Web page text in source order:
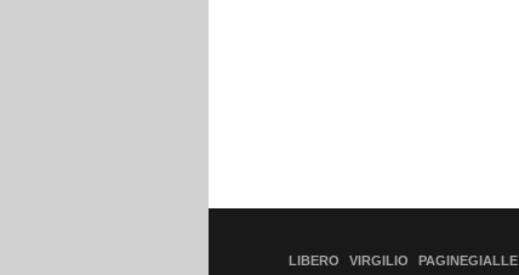
LIBERO VIRGILIO PAGINEGIALLE